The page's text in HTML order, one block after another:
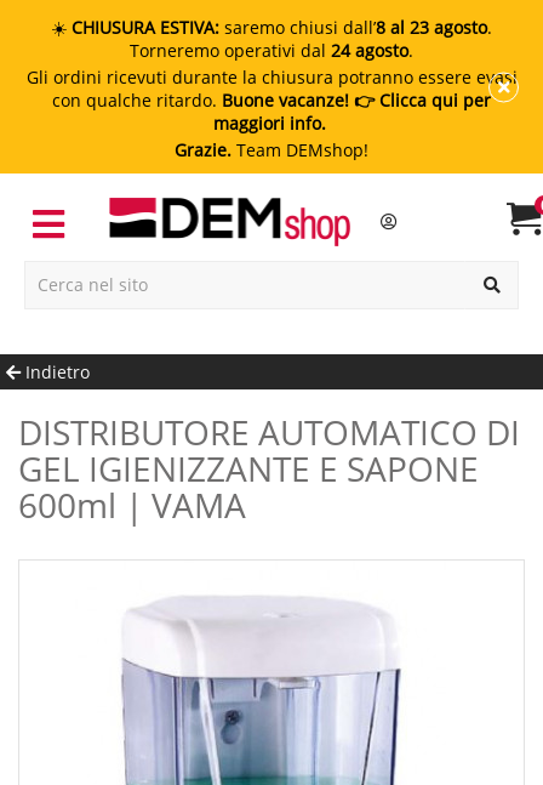
☀️ CHIUSURA ESTIVA: saremo chiusi dall’8 al 23 agosto.
Torneremo operativi dal 24 agosto.
Gli ordini ricevuti durante la chiusura potranno essere evasi
con qualche ritardo. Buone vacanze! 👉 Clicca qui per
maggiori info.
Grazie. Team DEMshop!
Indietro
DISTRIBUTORE AUTOMATICO DI
GEL IGIENIZZANTE E SAPONE
600ml | VAMA